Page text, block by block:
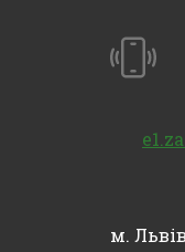
м.